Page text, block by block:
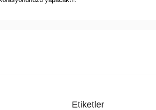
Etiketler